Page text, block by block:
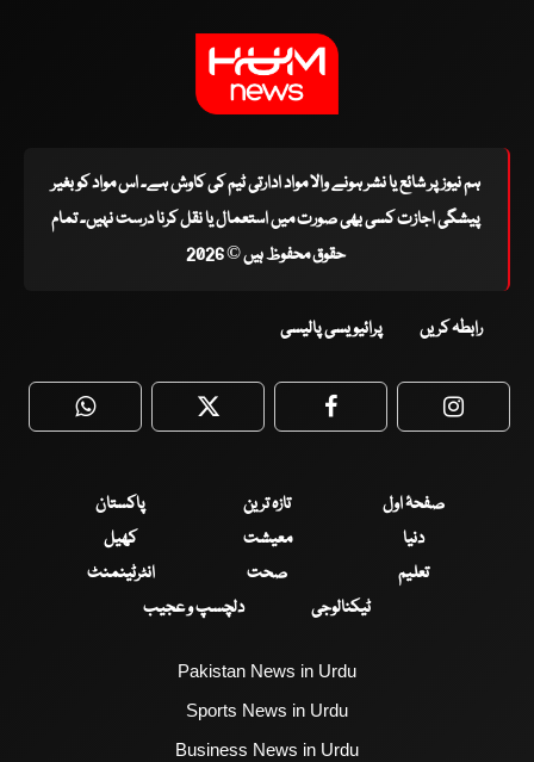
ہم نیوز پر شائع یا نشر ہونے والا مواد ادارتی ٹیم کی کاوش ہے۔ اس مواد کو بغیر
پیشگی اجازت کسی بھی صورت میں استعمال یا نقل کرنا درست نہیں۔ تمام
حقوق محفوظ ہیں © 2026
رابطہ کریں پرائیویسی پالیسی
WhatsApp Twitter Facebook
صفحۂ اول تازہ ترین
پاکستان
دنیا
معیشت
کھیل
تعلیم
صحت
انٹرٹینمنٹ
ٹیکنالوجی
دلچسپ و عجیب
Pakistan News in Urdu
Sports News in Urdu
Business News in Urdu